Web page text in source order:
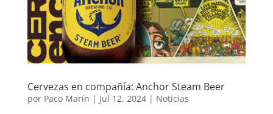
Cervezas en compañía: Anchor Steam Beer
por Paco Marín | Jul 12, 2024| Noticias